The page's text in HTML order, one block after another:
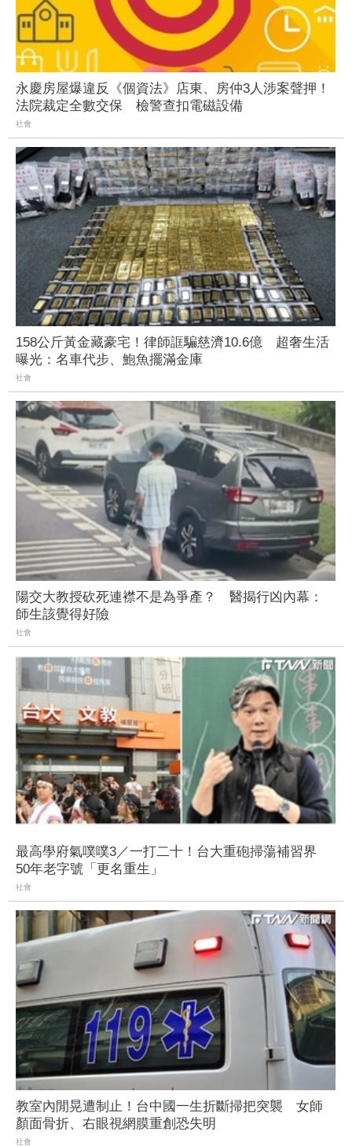
永慶房屋爆違反《個資法》店東、房仲3人涉案聲押！
法院裁定全數交保 檢警查扣電磁設備
社會
158公斤黃金藏豪宅！律師誆騙慈濟10.6億 超奢生活
曝光：名車代步、鮑魚擺滿金庫
社會
陽交大教授砍死連襟不是為爭產？ 醫揭行凶內幕：
師生該覺得好險
社會
最高學府氣噗噗3／一打二十！台大重砲掃蕩補習界
50年老字號「更名重生」
社會
教室內閒晃遭制止！台中國一生折斷掃把突襲 女師
顏面骨折、右眼視網膜重創恐失明
社會